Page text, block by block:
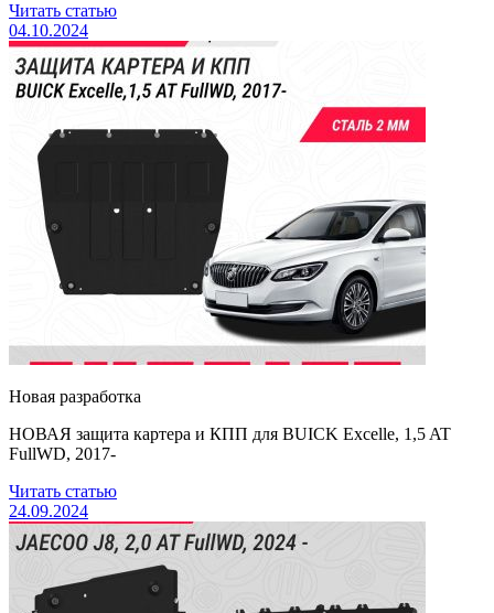
Читать статью
04.10.2024
Новая разработка
НОВАЯ защита картера и КПП для BUICK Excelle, 1,5 AT
FullWD, 2017-
Читать статью
24.09.2024